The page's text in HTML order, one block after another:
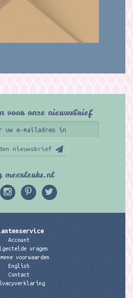
voor onze nieuwsbrief
nieuwsbrief
meerleuks.nl
Account
vragen
voorwaarden
English
Contact